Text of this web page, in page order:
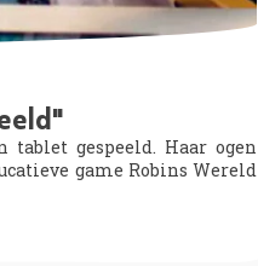
tablet gespeeld. Haar ogen
game Robins Wereld